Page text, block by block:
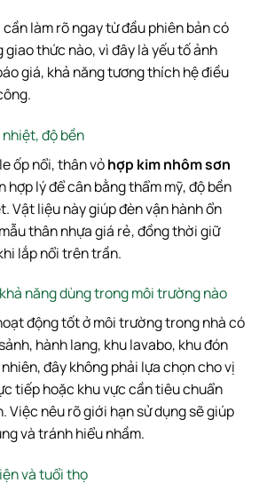
làm rõ ngay từ đầu phiên bản có
giao thức nào, vì đây là yếu tố ảnh
giá, khả năng tương thích hệ điều
độ bền
ốp nổi, thân vỏhợp kim nhôm sơn
hợp lý để cân bằng thẩm mỹ, độ bền
Vật liệu này giúp đèn vận hành ổn
thân nhựa giá rẻ, đồng thời giữ
lắp nổi trên trần.
năng dùng trong môi trường nào
động tốt ở môi trường trong nhà có
hành lang, khu lavabo, khu đón
đây không phải lựa chọn cho vị
tiếp hoặc khu vực cần tiêu chuẩn
Việc nêu rõ giới hạn sử dụng sẽ giúp
và tránh hiểu nhầm.
và tuổi thọ